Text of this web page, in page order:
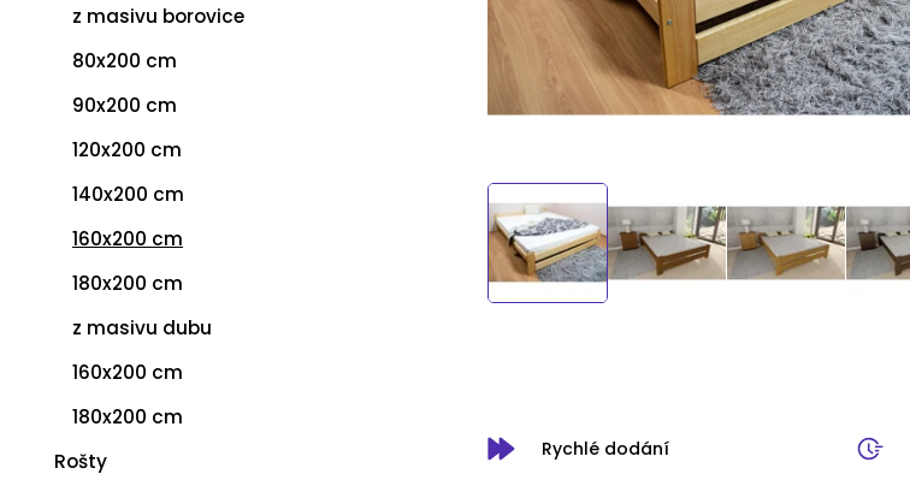
z masivu borovice
80x200 cm
90x200 cm
120x200 cm
140x200 cm
160x200 cm
180x200 cm
z masivu dubu
160x200 cm
180x200 cm
Rošty
Rychlé dodání